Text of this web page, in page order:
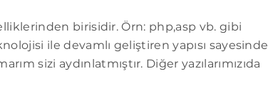
birisidir. Örn: php,asp vb. gibi
ile devamlı geliştiren yapısı sayesinde
sizi aydınlatmıştır. Diğer yazılarımızıda